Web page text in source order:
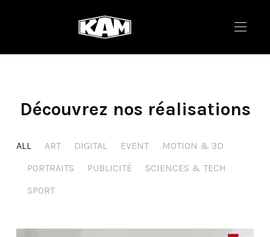
Découvrez nos réalisations
ALL ART DIGITAL EVENT
MOTION & 3D
PORTRAITS
PUBLICITÉ
SCIENCES & TECH
SPORT